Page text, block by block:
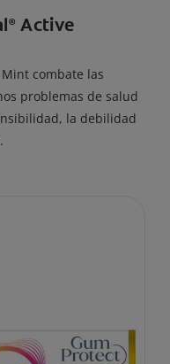
® Active
combate las
problemas de salud
la debilidad